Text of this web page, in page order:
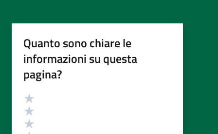
Quanto sono chiare le
informazioni su questa
pagina?
Valutazione